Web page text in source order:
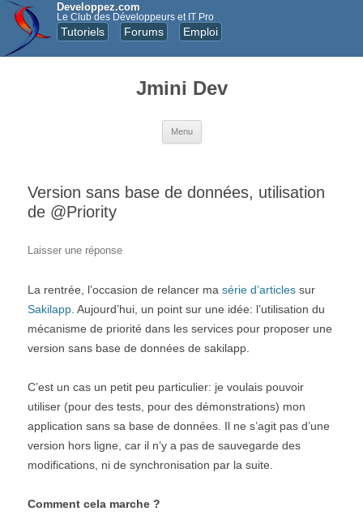
Developpez.com
Le Club des Développeurs et IT Pro
Tutoriels Forums Emploi
Jmini Dev
Menu
Version sans base de données, utilisation
de @Priority
Laisser une réponse
La rentrée, l’occasion de relancer ma série d’articles sur
Sakilapp. Aujourd’hui, un point sur une idée: l’utilisation du
mécanisme de priorité dans les services pour proposer une
version sans base de données de sakilapp.
C’est un cas un petit peu particulier: je voulais pouvoir
utiliser (pour des tests, pour des démonstrations) mon
application sans sa base de données. Il ne s’agit pas d’une
version hors ligne, car il n’y a pas de sauvegarde des
modifications, ni de synchronisation par la suite.
Comment cela marche ?